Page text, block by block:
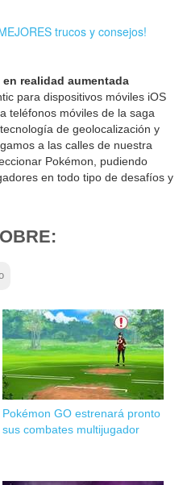
trucos y consejos!
en realidad aumentada
para dispositivos móviles iOS
teléfonos móviles de la saga
de geolocalización y
a las calles de nuestra
Pokémon, pudiendo
en todo tipo de desafíos y
Pokémon GO estrenará pronto
sus combates multijugador